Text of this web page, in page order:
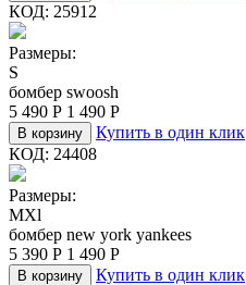
КОД: 25912
Размеры:
S
бомбер swoosh
5 490 Р 1 490 Р
В корзину
Купить в один клик
КОД: 24408
Размеры:
MXl
бомбер new york yankees
5 390 Р 1 490 Р
В корзину
Купить в один клик